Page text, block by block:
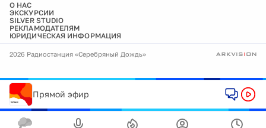
О НАС
ЭКСКУРСИИ
SILVER STUDIO
РЕКЛАМОДАТЕЛЯМ
ЮРИДИЧЕСКАЯ ИНФОРМАЦИЯ
2026 Радиостанция «Серебряный Дождь»
Прямой эфир